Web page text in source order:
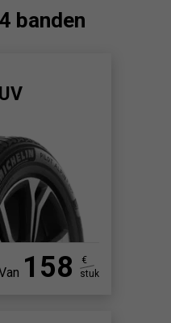
banden
158
€
stuk